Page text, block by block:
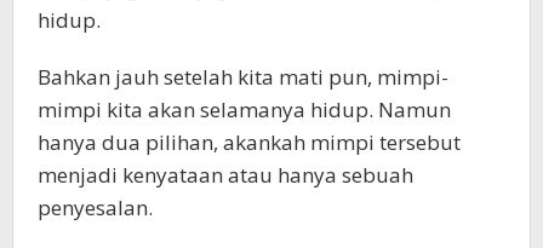
hidup.
Bahkan jauh setelah kita mati pun, mimpi-
mimpi kita akan selamanya hidup. Namun
hanya dua pilihan, akankah mimpi tersebut
menjadi kenyataan atau hanya sebuah
penyesalan.